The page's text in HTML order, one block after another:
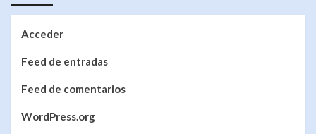
Acceder
Feed de entradas
Feed de comentarios
WordPress.org